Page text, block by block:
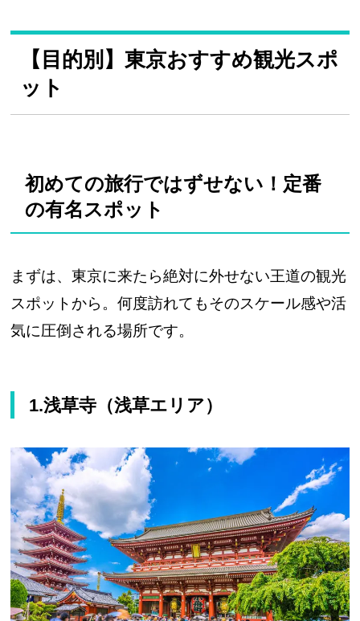
【目的別】東京おすすめ観光スポ
ット
初めての旅行ではずせない！定番
の有名スポット
まずは、東京に来たら絶対に外せない王道の観光
スポットから。何度訪れてもそのスケール感や活
気に圧倒される場所です。
1.浅草寺（浅草エリア）